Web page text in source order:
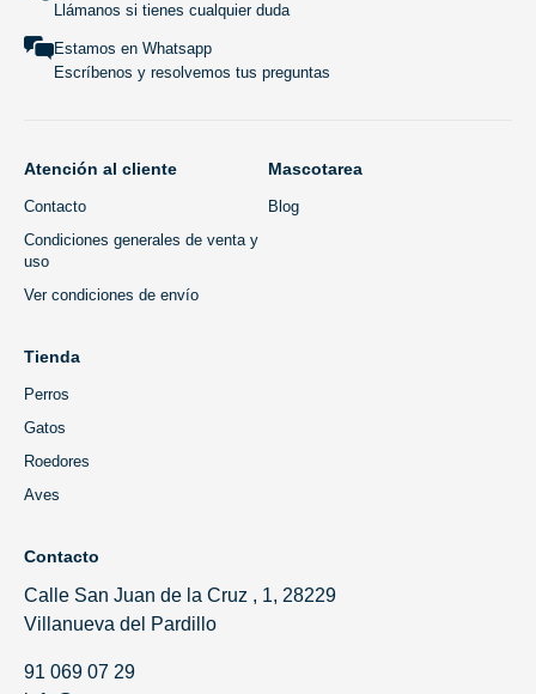
Llámanos si tienes cualquier duda
Estamos en Whatsapp
Escríbenos y resolvemos tus preguntas
Atención al cliente
Contacto
Condiciones generales de venta y
uso
Ver condiciones de envío
Mascotarea
Blog
Tienda
Perros
Gatos
Roedores
Aves
Contacto
Calle San Juan de la Cruz , 1, 28229
Villanueva del Pardillo
91 069 07 29